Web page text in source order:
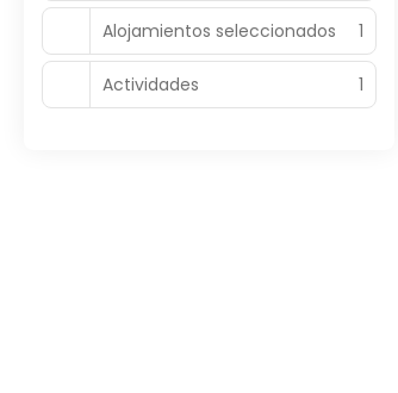
Alojamientos seleccionados 1
Actividades 1